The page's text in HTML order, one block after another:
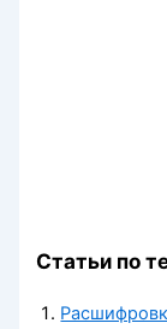
Статьи по